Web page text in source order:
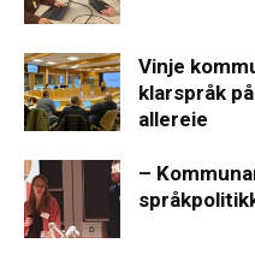
Vinje
klarspråk
allereie
–